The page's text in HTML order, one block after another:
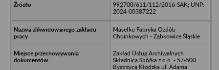
992700/611/112/2016-SAK; UNP:
2024-00387222
Masełko Fabryka Ozdób
Choinkowych - Ząbkowice Śląskie
Zakład Usług Archiwalnych
Składnica Spółka z o.o. - 57-500
Bystrzyca Kłodzka ul. Adama